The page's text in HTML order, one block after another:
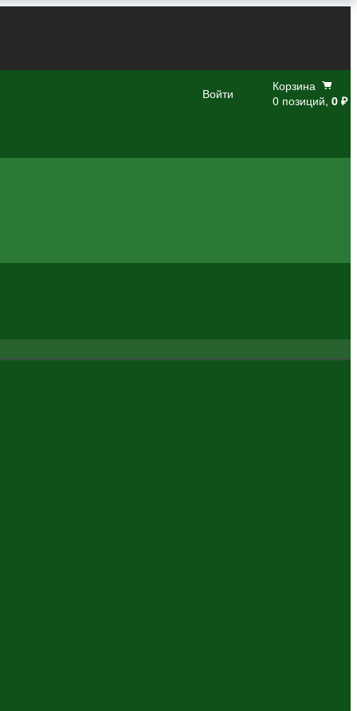
Войти
Корзина
0 позиций, 0 ₽